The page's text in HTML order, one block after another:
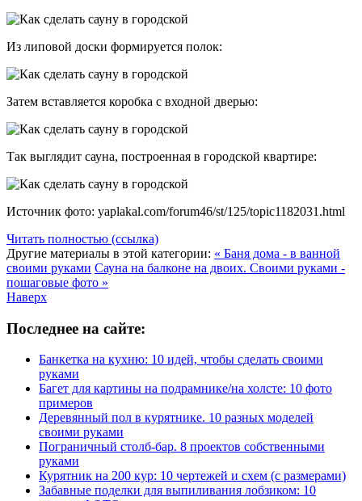
Из липовой доски формируется полок:
Затем вставляется коробка с входной дверью:
Так выглядит сауна, построенная в городской квартире:
Источник фото: yaplakal.com/forum46/st/125/topic1182031.html
Читать полностью (ссылка)
Другие материалы в этой категории: « Баня дома - в ванной
своими руками Сауна на балконе на двоих. Своими руками -
пошаговые фото »
Наверх
Последнее на сайте:
Банкетка на кухню: 10 идей, чтобы сделать своими
руками
Багет для картины на подрамнике/на холсте: 10 фото
примеров
Деревянный пол в курятнике. 10 разных моделей
своими руками
Пограничный столб-бар. 8 проектов собственными
руками
Курятник на 200 кур: 10 чертежей и схем (с размерами)
Забавные поделки для выпиливания лобзиком: 10